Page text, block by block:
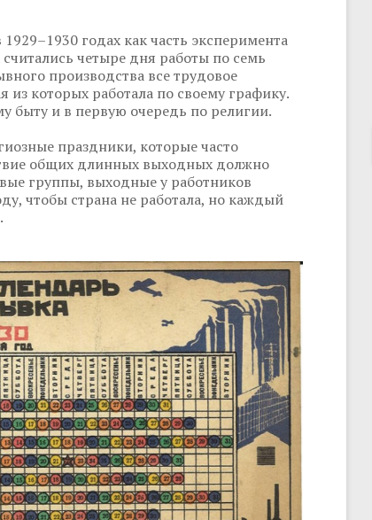
годах как часть эксперимента
четыре дня работы по семь
производства все трудовое
из которых работала по своему графику.
быту и в первую очередь по религии.
праздники, которые часто
общих длинных выходных должно
группы, выходные у работников
чтобы страна не работала, но каждый